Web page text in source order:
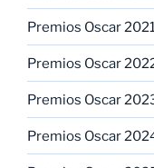
Premios Oscar
Premios Oscar
Premios Oscar
Premios Oscar